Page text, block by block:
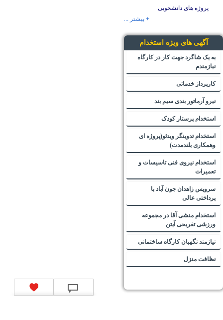
پروژه های دانشجویی
+ بیشتر ...
آگهی های ویژه استخدام
به یک شاگرد جهت کار در کارگاه
نیازمندم
کارپرداز خدماتی
نیرو آرماتور بندی سیم بند
استخدام پرستار کودک
استخدام تدوینگر ویدئو(پروژه ای
وهمکاری بلندمدت)
استخدام نیروی فنی تاسیسات و
تعمیرات
سرویس زاهدان جون آباد با
پرداختی عالی
استخدام منشی آقا در مجموعه
ورزشی تفریحی آیتن
نیازمند نگهبان کارگاه ساختمانی
نظافت منزل